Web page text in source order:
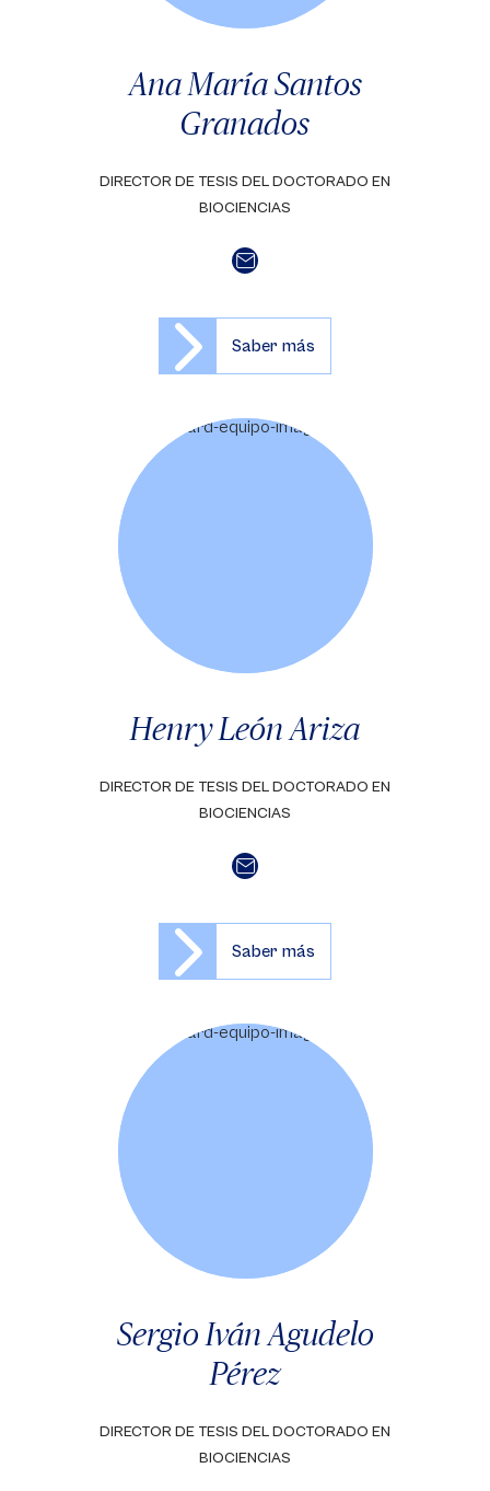
Ana María Santos
Granados
DIRECTOR DE TESIS DEL DOCTORADO EN
BIOCIENCIAS
Saber más
Henry León Ariza
DIRECTOR DE TESIS DEL DOCTORADO EN
BIOCIENCIAS
Saber más
Sergio Iván Agudelo
Pérez
DIRECTOR DE TESIS DEL DOCTORADO EN
BIOCIENCIAS